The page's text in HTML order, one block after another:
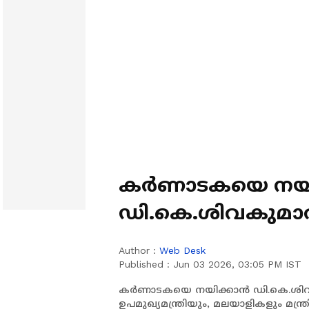
കർണാടകയെ
Author : Web Desk
Published : Jun 03 2026, 03:05 PM IST
കർണാടകയെ നയിക്കാൻ
ഉപമുഖ്യമന്ത്രിയും, മലയാളികളും